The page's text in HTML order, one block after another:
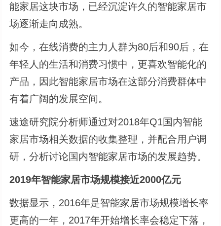
能家居这块市场，已经沉淀许久的智能家居市
场逐渐走向成熟。
如今，在线消费的主力人群为80后和90后，在
年轻人的生活和消费习惯中，更喜欢智能化的
产品，因此智能家居市场在这部分消费群体中
有着广阔的发展空间。
速途研究院分析师通过对2018年Q1国内智能
家居市场相关数据的收集整理，并配合用户调
研，分析讨论国内智能家居市场的发展趋势。
2019年智能家居市场规模接近2000亿元
数据显示，2016年是智能家居市场规模增长率
更高的一年，2017年开始增长率会稳定下落，